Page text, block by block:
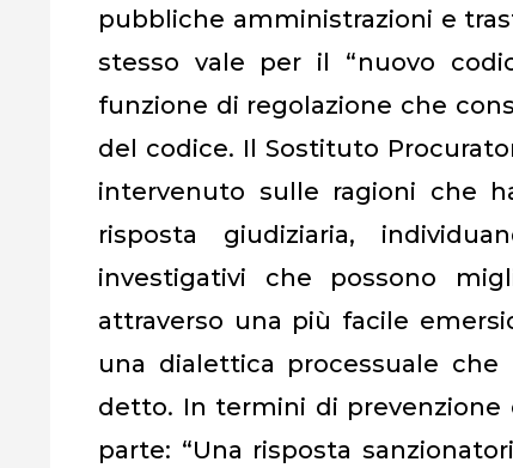
pubbliche amministrazioni e
stesso vale per il “nuovo
funzione di regolazione che
del codice. Il Sostituto
intervenuto sulle ragioni che
risposta giudiziaria,
investigativi che possono
attraverso una più facile
una dialettica processuale
detto. In termini di
parte: “Una risposta